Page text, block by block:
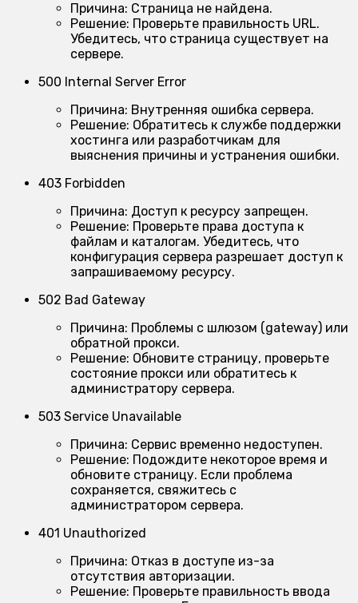
Причина: Страница не найдена.
Решение: Проверьте правильность URL.
Убедитесь, что страница существует на
сервере.
500 Internal Server Error
Причина: Внутренняя ошибка сервера.
Решение: Обратитесь к службе поддержки
хостинга или разработчикам для
выяснения причины и устранения ошибки.
403 Forbidden
Причина: Доступ к ресурсу запрещен.
Решение: Проверьте права доступа к
файлам и каталогам. Убедитесь, что
конфигурация сервера разрешает доступ к
запрашиваемому ресурсу.
502 Bad Gateway
Причина: Проблемы с шлюзом (gateway) или
обратной прокси.
Решение: Обновите страницу, проверьте
состояние прокси или обратитесь к
администратору сервера.
503 Service Unavailable
Причина: Сервис временно недоступен.
Решение: Подождите некоторое время и
обновите страницу. Если проблема
сохраняется, свяжитесь с
администратором сервера.
401 Unauthorized
Причина: Отказ в доступе из-за
отсутствия авторизации.
Решение: Проверьте правильность ввода